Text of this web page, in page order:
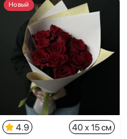
Новый
4.9 40 x 15 см